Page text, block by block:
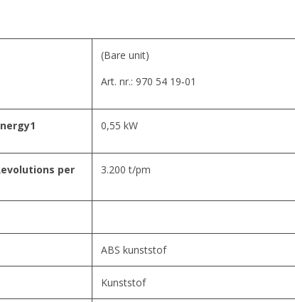
(Bare unit)
Art. nr.: 970 54 19‑01
0,55 kW
per
3.200 t/pm
ABS kunststof
Kunststof